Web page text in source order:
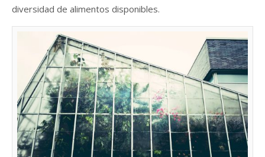
diversidad de alimentos disponibles.